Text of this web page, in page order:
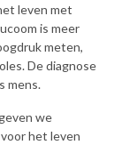
leven met
is meer
meten,
De diagnose
mens.
we
het leven